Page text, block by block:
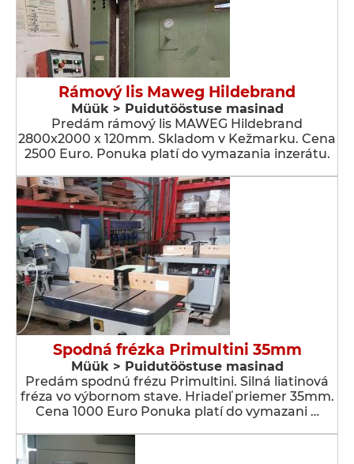
Rámový lis Maweg Hildebrand
Müük > Puidutööstuse masinad
Predám rámový lis MAWEG Hildebrand
2800x2000 x 120mm. Skladom v Kežmarku. Cena
2500 Euro. Ponuka platí do vymazania inzerátu.
Spodná frézka Primultini 35mm
Müük > Puidutööstuse masinad
Predám spodnú frézu Primultini. Silná liatinová
fréza vo výbornom stave. Hriadeľ priemer 35mm.
Cena 1000 Euro Ponuka platí do vymazani …